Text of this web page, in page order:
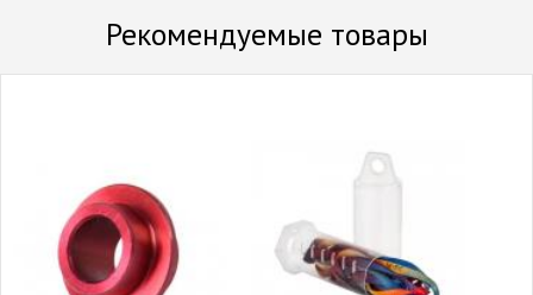
Рекомендуемые товары